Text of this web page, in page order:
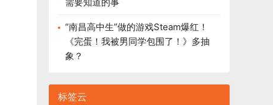
“南昌高中生”做的游戏Steam爆红！
《完蛋！我被男同学包围了！》多抽
象？
标签云